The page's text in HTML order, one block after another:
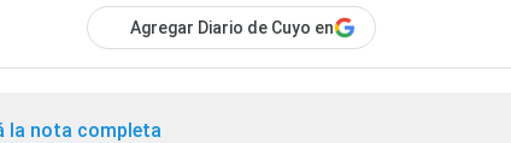
Agregar Diario de Cuyo en
la nota completa